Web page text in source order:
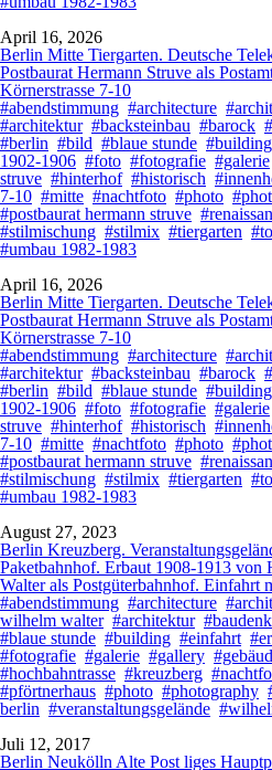
April 16, 2026
Berlin Mitte Tiergarten. Deutsche
Postbaurat Hermann Struve als
Körnerstrasse 7-10
#abendstimmung #architecture
#architektur #backsteinbau #barock
#berlin #bild #blaue stunde #building
1902-1906 #foto #fotografie #galerie
struve #hinterhof #historisch
7-10 #mitte #nachtfoto #photo
#postbaurat hermann struve
#stilmischung #stilmix #tiergarten
#umbau 1982-1983
April 16, 2026
Berlin Mitte Tiergarten. Deutsche
Postbaurat Hermann Struve als
Körnerstrasse 7-10
#abendstimmung #architecture
#architektur #backsteinbau #barock
#berlin #bild #blaue stunde #building
1902-1906 #foto #fotografie #galerie
struve #hinterhof #historisch
7-10 #mitte #nachtfoto #photo
#postbaurat hermann struve
#stilmischung #stilmix #tiergarten
#umbau 1982-1983
August 27, 2023
Berlin Kreuzberg.
Paketbahnhof. Erbaut 1908-1913 von
Walter als Postgüterbahnhof. Einfahrt
#abendstimmung #architecture
wilhelm walter #architektur
#blaue stunde #building #einfahrt
#fotografie #galerie #gallery
#hochbahntrasse #kreuzberg
#pförtnerhaus #photo #photography
berlin #veranstaltungsgelände
Juli 12, 2017
Berlin Neukölln Alte Post liges